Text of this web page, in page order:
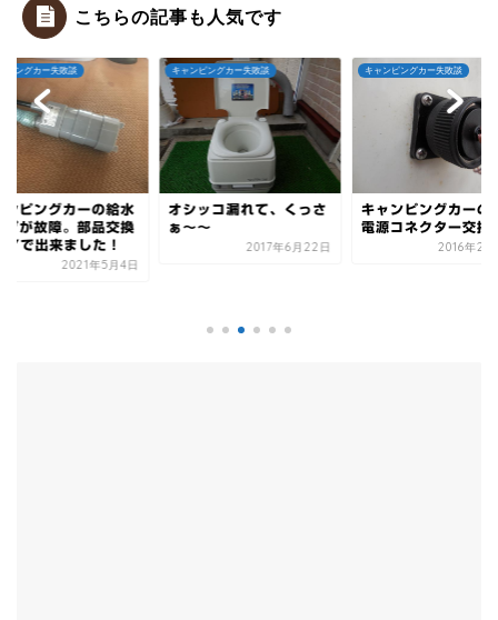
こちらの記事も人気です
ピングカー失敗談
ンピングカーの給水
プが故障。部品交換
で出来ました！
2021年5月4日
キャンピングカー失敗談
オシッコ漏れて、くっさ
ぁ～～
2017年6月22日
キャンピングカー失敗談
キャンピングカーの
電源コネクター交換
2016年2